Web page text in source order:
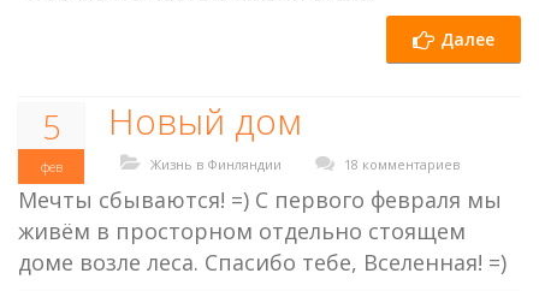
Далее
5
фев
Новый дом
Жизнь в Финляндии 18 комментариев
Мечты сбываются! =) С первого февраля мы
живём в просторном отдельно стоящем
доме возле леса. Спасибо тебе, Вселенная! =)